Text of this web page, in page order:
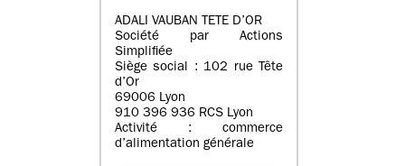
ADALI VAUBAN TETE D’OR
Société par Actions
Simplifiée
Siège social : 102 rue Tête
d’Or
69006 Lyon
910 396 936 RCS Lyon
Activité : commerce
d’alimentation générale